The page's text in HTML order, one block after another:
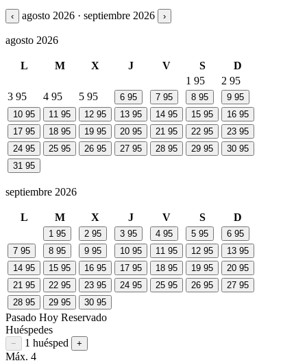
‹ agosto 2026 · septiembre 2026 ›
agosto 2026
L M X J V S
D
1 95 2 95
3 95 4 95 5 95 6 95 7 95 8 95 9 95
10 95 11 95 12 95 13 95 14 95 15 95 16 95
17 95 18 95 19 95 20 95 21 95 22 95 23 95
24 95 25 95 26 95 27 95 28 95 29 95 30 95
31 95
septiembre 2026
L M X J V S D
1 95 2 95 3 95 4 95 5 95 6 95
7 95 8 95 9 95 10 95 11 95 12 95 13 95
14 95 15 95 16 95 17 95 18 95 19 95 20 95
21 95 22 95 23 95 24 95 25 95 26 95 27 95
28 95 29 95 30 95
Pasado Hoy Reservado
Huéspedes
Restar huésped
− 1 huésped Sumar huésped
+
Máx. 4